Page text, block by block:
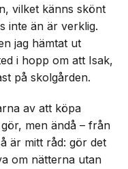
vilket känns skönt
inte än är verklig.
jag hämtat ut
i hopp om att Isak,
på skolgården.
av att köpa
men ändå – från
är mitt råd: gör det
om nätterna utan